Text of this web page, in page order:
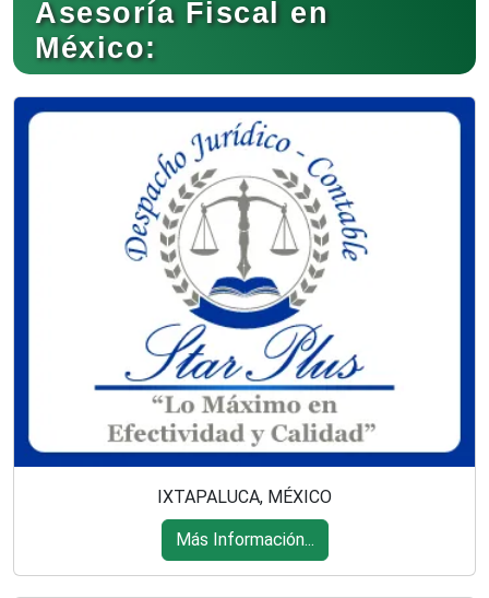
Asesoría Fiscal en
México:
IXTAPALUCA, MÉXICO
Más Información...